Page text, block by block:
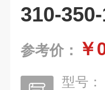
310-
参考价： ￥
型号：